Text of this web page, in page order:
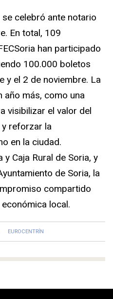
celebró ante notario
En total, 109
han participado
100.000 boletos
y el 2 de noviembre. La
año más, como una
visibilizar el valor del
reforzar la
en la ciudad.
y Caja Rural de Soria, y
de Soria, la
compartido
local.
EUROCENTRÍN